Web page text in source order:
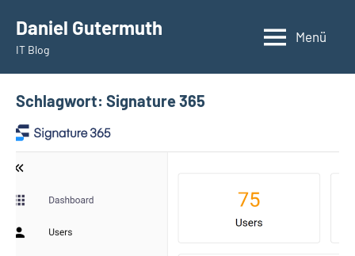
Inhalt
springen
Daniel Gutermuth
IT Blog
Menü
Schlagwort: Signature 365